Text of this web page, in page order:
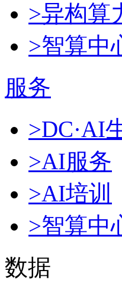
>异构算
>智算中
服务
>DC·AI
>AI服务
>AI培训
>智算中
数据